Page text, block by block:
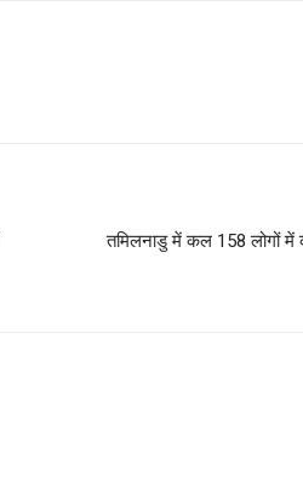
तमिलनाडु में कल 158 लोगों में